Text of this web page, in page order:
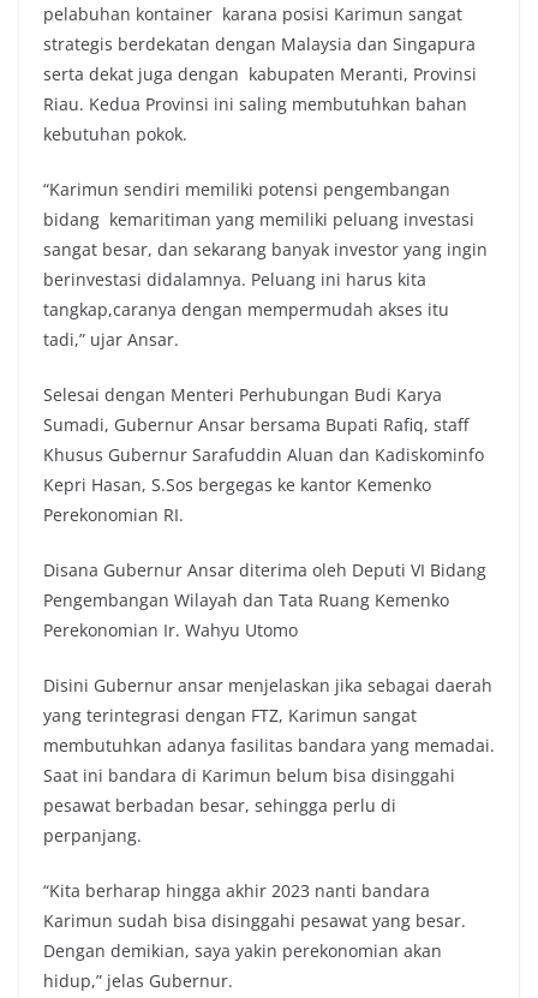
pelabuhan kontainer karana posisi Karimun sangat
strategis berdekatan dengan Malaysia dan Singapura
serta dekat juga dengan kabupaten Meranti, Provinsi
Riau. Kedua Provinsi ini saling membutuhkan bahan
kebutuhan pokok.
“Karimun sendiri memiliki potensi pengembangan
bidang kemaritiman yang memiliki peluang investasi
sangat besar, dan sekarang banyak investor yang ingin
berinvestasi didalamnya. Peluang ini harus kita
tangkap,caranya dengan mempermudah akses itu
tadi,” ujar Ansar.
Selesai dengan Menteri Perhubungan Budi Karya
Sumadi, Gubernur Ansar bersama Bupati Rafiq, staff
Khusus Gubernur Sarafuddin Aluan dan Kadiskominfo
Kepri Hasan, S.Sos bergegas ke kantor Kemenko
Perekonomian RI.
Disana Gubernur Ansar diterima oleh Deputi VI Bidang
Pengembangan Wilayah dan Tata Ruang Kemenko
Perekonomian Ir. Wahyu Utomo
Disini Gubernur ansar menjelaskan jika sebagai daerah
yang terintegrasi dengan FTZ, Karimun sangat
membutuhkan adanya fasilitas bandara yang memadai.
Saat ini bandara di Karimun belum bisa disinggahi
pesawat berbadan besar, sehingga perlu di
perpanjang.
“Kita berharap hingga akhir 2023 nanti bandara
Karimun sudah bisa disinggahi pesawat yang besar.
Dengan demikian, saya yakin perekonomian akan
hidup,” jelas Gubernur.